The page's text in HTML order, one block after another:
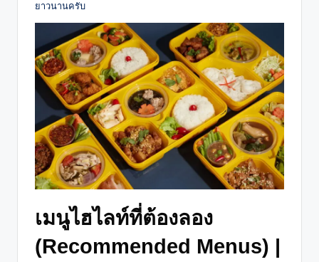
ยาวนานครับ
เมนูไฮไลท์ที่ต้องลอง
(Recommended Menus) |